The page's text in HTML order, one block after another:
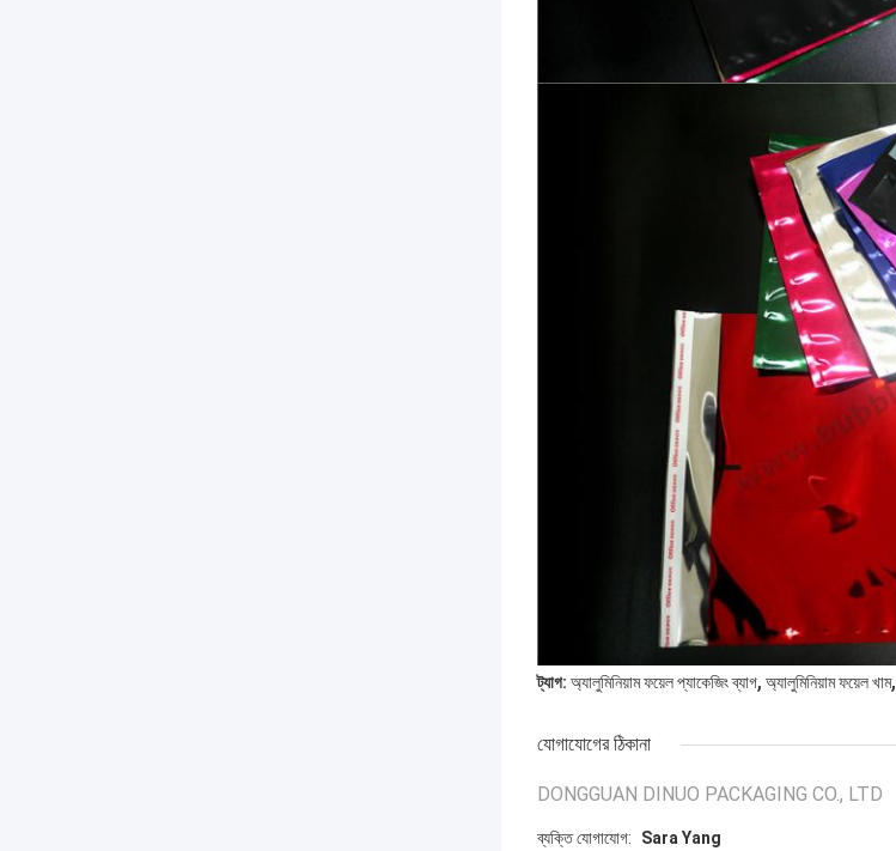
ট্যাগ: অ্যালুমিনিয়াম ফয়েল প্যাকেজিং ব্যাগ, অ্যালুমিনিয়াম ফয়েল খাম,
যোগাযোগের ঠিকানা
DONGGUAN DINUO PACKAGING CO., LTD
ব্যক্তি যোগাযোগ:
Sara Yang